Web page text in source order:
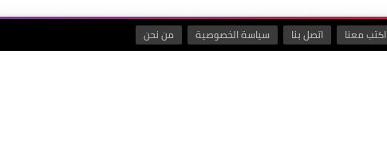
اكتب معنا اتصل بنا سياسة الخصوصية من نحن